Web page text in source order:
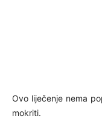
Ovo liječenje nema
mokriti.